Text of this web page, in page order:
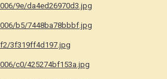
9e/da4ed26970d3.jpg
b5/7448ba78bbbf.jpg
3f319ff4d197.jpg
c0/425274bf153a.jpg